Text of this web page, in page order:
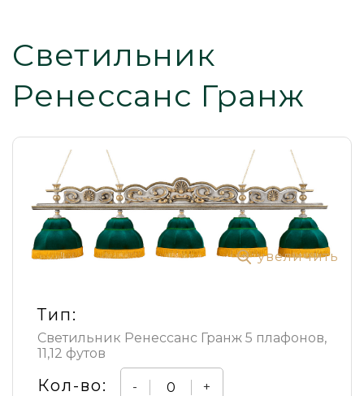
Светильник
Ренессанс Гранж
увеличить
Тип:
Светильник Ренессанс Гранж 5 плафонов,
11,12 футов
Кол-во: - +